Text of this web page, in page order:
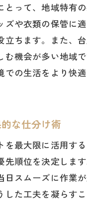
引っ越し後
荷物リスト
って、地域特有
や衣類の保管に
ちます。また、
機会が多い地域
の生活をより快
な仕分け術
最大限に活用す
順位を決定しま
スムーズに作業
た工夫を凝らす